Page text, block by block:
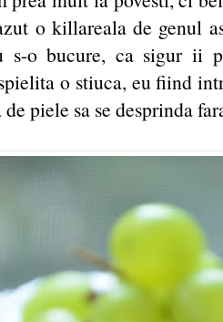
o killareala de genul
s-o bucure, ca sigur ii
o stiuca, eu fiind
de piele sa se desprinda